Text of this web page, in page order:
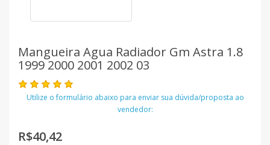
Mangueira Agua Radiador Gm Astra 1.8
1999 2000 2001 2002 03
Utilize o formulário abaixo para enviar sua dúvida/proposta ao
vendedor:
R$40,42